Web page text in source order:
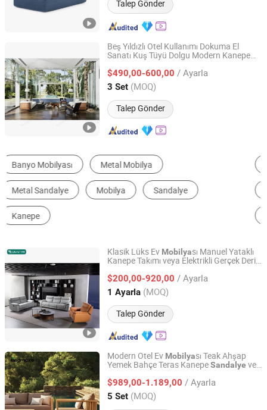
Talep Gönder
Beş Yıldızlı Otel Kullanımı Dokuma El
Sanatı Kuş Tüyü Dolgu Modern Kanepe
SandalyeFoshan MobilyaÜreticisi
$490,00-600,00 / Ayarla
3 Set (MOQ)
Talep Gönder
GUANGDONG ZHIDA FURNISHINGS INDUSTRIAL CO., LTD
Guangdong, China Fiyat 2016
Oturma Odası Kanepesi Açık Hava Kanepesi
Restoran Mobilya Setleri Yemek Sandalyeleri
Klasik Lüks Ev Mobilyası Manuel Yataklı
Kanepe Takımı veya Elektrikli Gerçek Deri
$200,00-920,00 / Ayarla
1 Ayarla (MOQ)
Talep Gönder
Foshan Shunde Qefet Furniture Co., Ltd.
Guangdong, China Fiyat 2024
Modern Otel Ev Mobilyası Teak Ahşap
Yemek Bahçe Teras KanepeSandalye ve
$989,00-1.189,00 / Ayarla
5 Set (MOQ)
Foshan Kingmake Industry Co., Ltd.
Guangdong, China Fiyat 2025